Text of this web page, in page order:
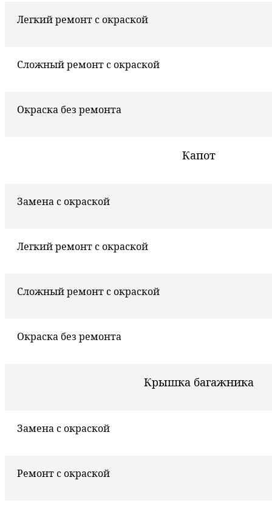
Легкий ремонт с окраской
Сложный ремонт с окраской
Окраска без ремонта
Капот
Замена с окраской
Легкий ремонт с окраской
Сложный ремонт с окраской
Окраска без ремонта
Крышка багажника
Замена с окраской
Ремонт с окраской